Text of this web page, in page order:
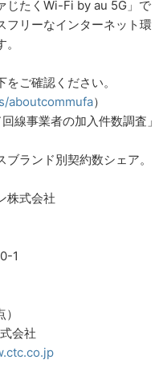
じたくWi-Fi by au 5G」で
フリーなインターネット環
ご確認ください。
aboutcommufa）
線事業者の加入件数調査」
ランド別契約数シェア。
株式会社
1
会社